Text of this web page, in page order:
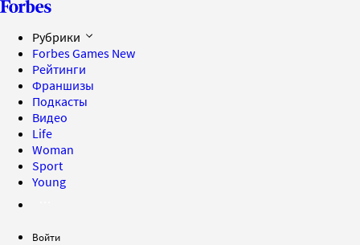
Рубрики
Forbes Games New
Рейтинги
Франшизы
Подкасты
Видео
Life
Woman
Sport
Young
Войти